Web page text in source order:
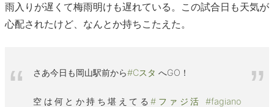
雨入りが遅くて梅雨明けも遅れている。この試合日も天気が
心配されたけど、なんとか持ちこたえた。
さあ今日も岡山駅前から#Cスタ へGO！
空は何とか持ち堪えてる#ファジ活
#fagiano